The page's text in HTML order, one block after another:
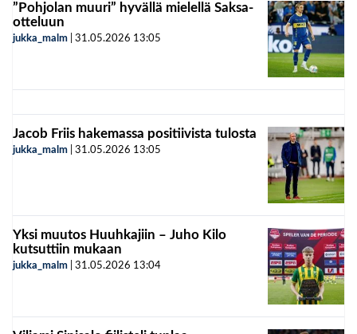
”Pohjolan muuri” hyvällä mielellä Saksa-
otteluun
jukka_malm 31.05.2026 13:05
Jacob Friis hakemassa positiivista tulosta
jukka_malm 31.05.2026 13:05
Yksi muutos Huuhkajiin – Juho Kilo
kutsuttiin mukaan
jukka_malm 31.05.2026 13:04